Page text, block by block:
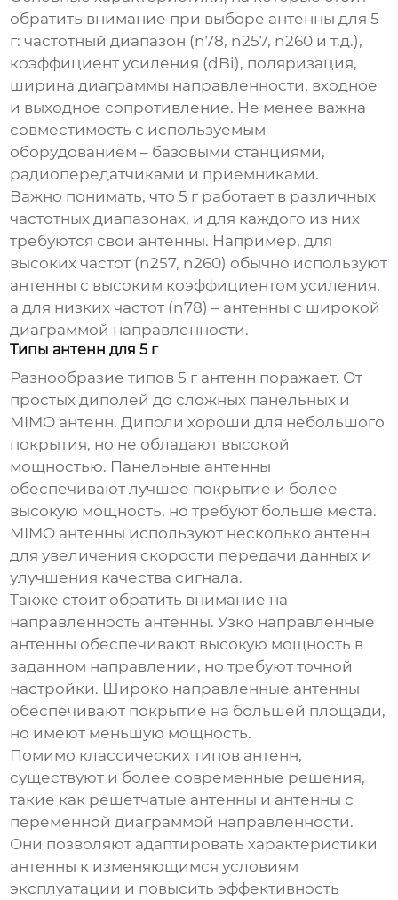
обратить внимание при выборе антенны для5
г: частотный диапазон (n78, n257, n260 и т.д.),
коэффициент усиления (dBi), поляризация,
ширина диаграммы направленности, входное
и выходное сопротивление. Не менее важна
совместимость с используемым
оборудованием – базовыми станциями,
радиопередатчиками и приемниками.
Важно понимать, что5 г работает в различных
частотных диапазонах, и для каждого из них
требуются свои антенны. Например, для
высоких частот (n257, n260) обычно используют
антенны с высоким коэффициентом усиления,
а для низких частот (n78) – антенны с широкой
диаграммой направленности.
Типы антенн для 5 г
Разнообразие типов5 г антенн поражает. От
простых диполей до сложных панельных и
MIMO антенн. Диполи хороши для небольшого
покрытия, но не обладают высокой
мощностью. Панельные антенны
обеспечивают лучшее покрытие и более
высокую мощность, но требуют больше места.
MIMO антенны используют несколько антенн
для увеличения скорости передачи данных и
улучшения качества сигнала.
Также стоит обратить внимание на
направленность антенны. Узко направленные
антенны обеспечивают высокую мощность в
заданном направлении, но требуют точной
настройки. Широко направленные антенны
обеспечивают покрытие на большей площади,
но имеют меньшую мощность.
Помимо классических типов антенн,
существуют и более современные решения,
такие как решетчатые антенны и антенны с
переменной диаграммой направленности.
Они позволяют адаптировать характеристики
антенны к изменяющимся условиям
эксплуатации и повысить эффективность